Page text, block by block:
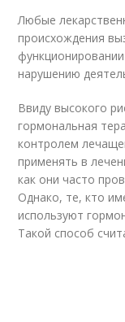
Любые
происхождения
нарушению
Ввиду высокого
гормональная
контролем
применять в
как они часто
Однако, те, кто
используют
Такой способ